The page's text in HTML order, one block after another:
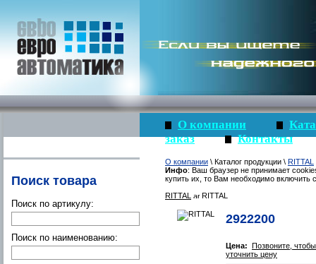
Поиск товара
Поиск по артикулу:
Поиск по наименованию:
О компании
заказ
Контакты
О компании \ Каталог продукции \ RITTAL
Инфо: Ваш браузер не принимает
купить их, то Вам необходимо включить
RITTAL
RITTAL
2922200
Цена: Позвоните, чтобы
уточнить цену